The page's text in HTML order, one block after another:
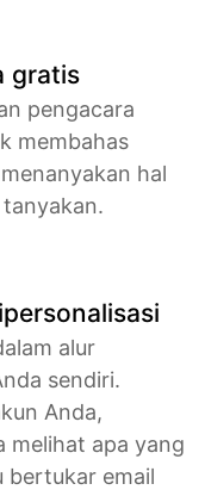
gratis
pengacara
membahas
hal
alur
sendiri.
Anda,
melihat apa yang
bertukar email